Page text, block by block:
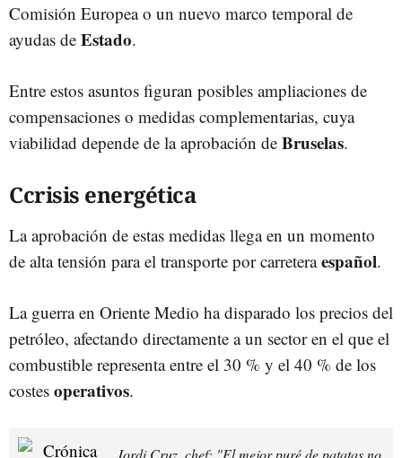
Comisión Europea o un nuevo marco temporal de
ayudas de Estado.
Entre estos asuntos figuran posibles ampliaciones de
compensaciones o medidas complementarias, cuya
viabilidad depende de la aprobación de Bruselas.
Ccrisis energética
La aprobación de estas medidas llega en un momento
de alta tensión para el transporte por carreteraespañol.
La guerra en Oriente Medio ha disparado los precios del
petróleo, afectando directamente a un sector en el que el
combustible representa entre el 30 % y el 40 % de los
costes operativos.